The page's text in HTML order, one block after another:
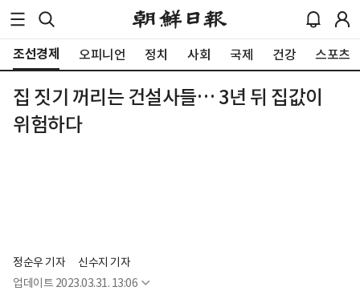
조선경제 오피니언 정치 사회 국제 건강 스포츠
집 짓기 꺼리는 건설사들… 3년 뒤 집값이
위험하다
정순우 기자
신수지 기자
업데이트 2023.03.31. 13:06